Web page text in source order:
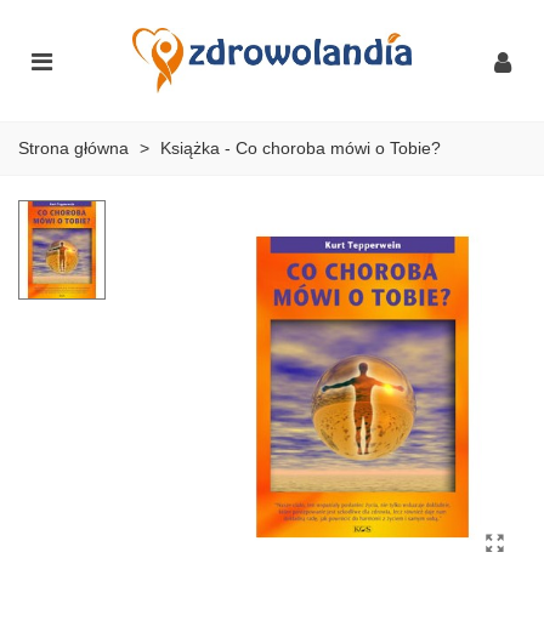
Strona główna > Książka - Co choroba mówi o Tobie?